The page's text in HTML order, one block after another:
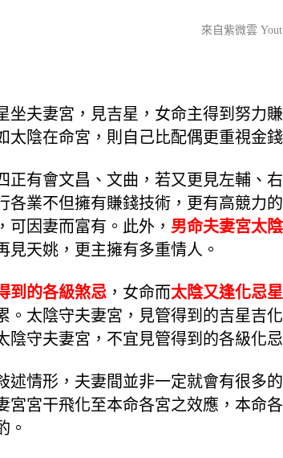
來自紫微雲
坐夫妻宮，見吉星，女命主得到努力
太陰在命宮，則自己比配偶更重視金
正有會文昌、文曲，若又更見左輔、
各業不但擁有賺錢技術，更有高競力
可因妻而富有。此外， 男命夫妻宮太
見天姚，更主擁有多重情人。
到的各級煞忌 ，女命而太陰又逢化忌
。太陰守夫妻宮，見管得到的吉星吉
陰守夫妻宮，不宜見管得到的各級化
述情形，夫妻間並非一定就會有很多
宮宮干飛化至本命各宮之效應，本命
。